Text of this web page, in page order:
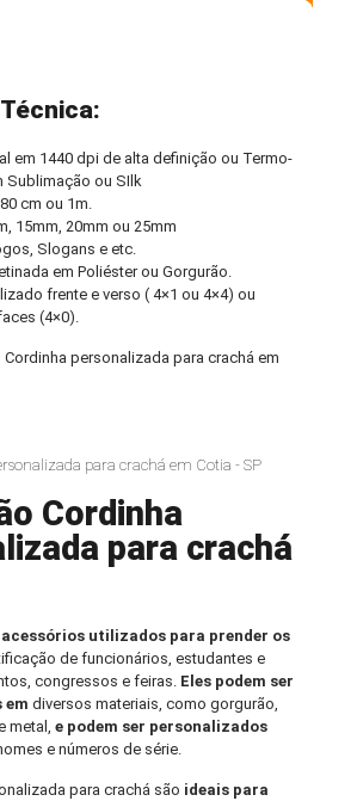
em 1440 dpi de alta definição ou Termo-
Sublimação ou SIlk
cm ou 1m.
15mm, 20mm ou 25mm
Slogans e etc.
em Poliéster ou Gorgurão.
frente e verso ( 4×1 ou 4×4) ou
(4×0).
Cordinha personalizada para crachá em
para crachá em Cotia - SP
Cordinha
para crachá
utilizados para prender os
de funcionários, estudantes e
congressos e feiras. Eles podem ser
emdiversos materiais, como gorgurão,
metal,e podem ser personalizados
e números de série.
para crachá são ideais para